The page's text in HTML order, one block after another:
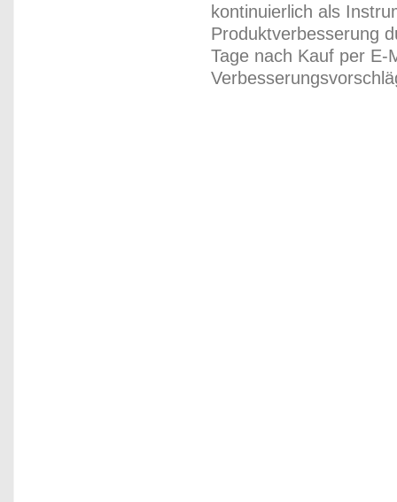
kontinuierlich als
Produktverbesserung
Tage nach Kauf per E-